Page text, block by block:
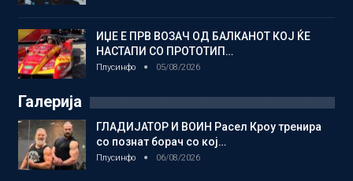
ИЏЕ Е ПРВ ВОЗАЧ ОД БАЛКАНОТ КОЈ ЌЕ
НАСТАПИ СО ПРОТОТИП…
Плусинфо 05/08/2026
Галерија
ГЛАДИЈАТОР И ВОИН Расел Кроу тренира
со познат борач со кој…
Плусинфо 06/08/2026